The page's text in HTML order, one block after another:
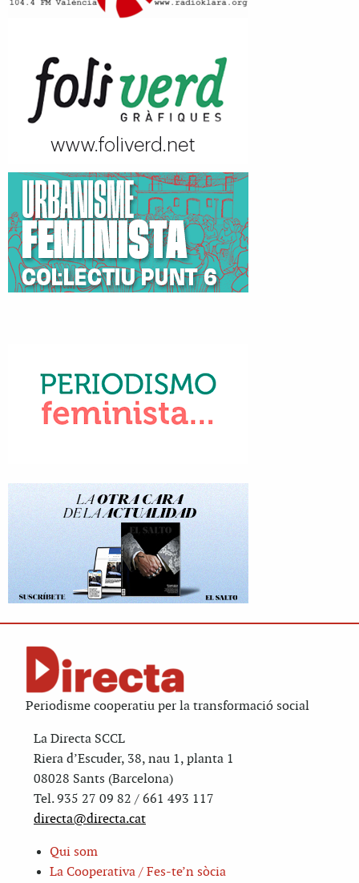
Periodisme cooperatiu per la transformació social
La Directa SCCL
Riera d’Escuder, 38, nau 1, planta 1
08028 Sants (Barcelona)
Tel. 935 27 09 82 / 661 493 117
directa@directa.cat
Qui som
La Cooperativa / Fes-te’n sòcia